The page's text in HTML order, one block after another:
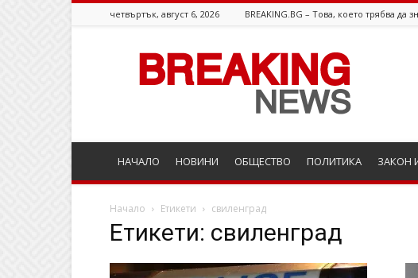
четвъртък, август 6, 2026 BREAKING.BG – Това, което трябва да
Breaking.bg
НАЧАЛО НОВИНИ ОБЩЕСТВО ПОЛИТИКА ЗАКОН
Начало Етикети свиленград
Етикети: свиленград